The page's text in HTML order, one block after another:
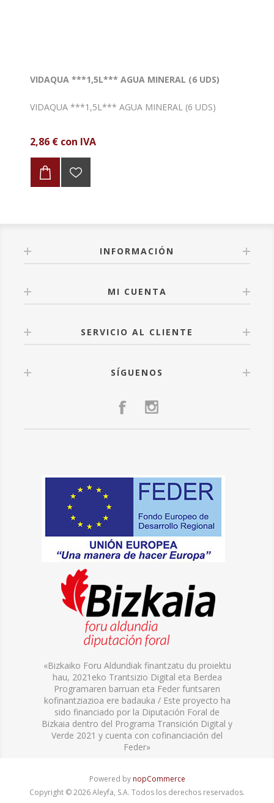
VIDAQUA ***1,5L*** AGUA MINERAL (6 UDS)
VIDAQUA ***1,5L*** AGUA MINERAL (6 UDS)
2,86 € con IVA
INFORMACIÓN
MI CUENTA
SERVICIO AL CLIENTE
SÍGUENOS
«Bizkaiko Foru Aldundiak finantzatu du proiektu
hau, 2021eko Trantsizio Digital eta Berdea
Programaren barruan eta Feder funtsaren
kofinantziazioa ere badauka / Este proyecto ha
sido financiado por la Diputación Foral de
Bizkaia dentro del Programa Transición Digital y
Verde 2021 y cuenta con cofinanciación del
Feder»
Powered by nopCommerce
Copyright © 2026 Aleyfa, S.A. Todos los derechos reservados.